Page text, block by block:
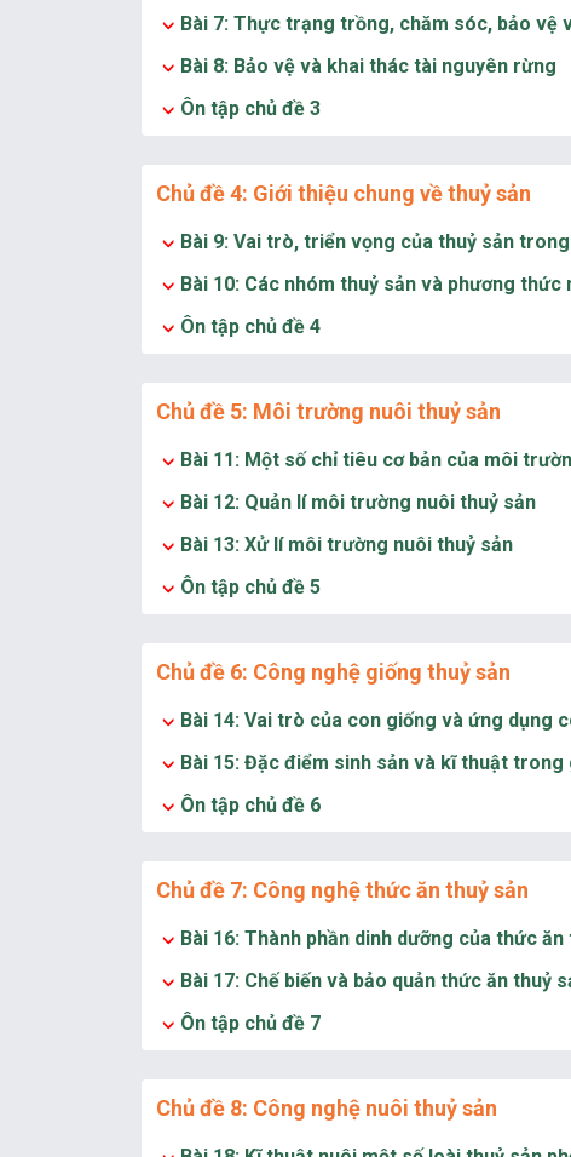
Bài 7: Thực trạng trồng, chăm sóc, bảo vệ
Bài 8: Bảo vệ và khai thác tài nguyên rừng
Ôn tập chủ đề 3
Chủ đề 4: Giới thiệu chung về thuỷ sản
Bài 9: Vai trò, triển vọng của thuỷ sản
Bài 10: Các nhóm thuỷ sản và phương thức
Ôn tập chủ đề 4
Chủ đề 5: Môi trường nuôi thuỷ sản
Bài 11: Một số chỉ tiêu cơ bản của môi
Bài 12: Quản lí môi trường nuôi thuỷ sản
Bài 13: Xử lí môi trường nuôi thuỷ sản
Ôn tập chủ đề 5
Chủ đề 6: Công nghệ giống thuỷ sản
Bài 14: Vai trò của con giống và ứng dụng
Bài 15: Đặc điểm sinh sản và kĩ thuật trong
Ôn tập chủ đề 6
Chủ đề 7: Công nghệ thức ăn thuỷ sản
Bài 16: Thành phần dinh dưỡng của thức ăn
Bài 17: Chế biến và bảo quản thức ăn thuỷ
Ôn tập chủ đề 7
Chủ đề 8: Công nghệ nuôi thuỷ sản